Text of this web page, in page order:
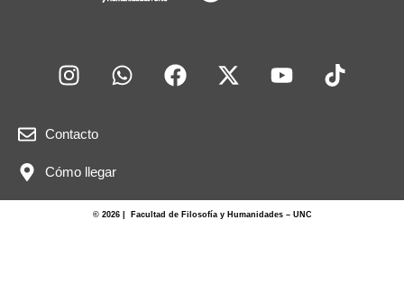
Contacto
Cómo llegar
© 2026 | Facultad de Filosofía y Humanidades – UNC